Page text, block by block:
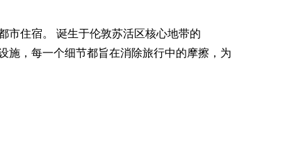
住宿。 诞生于伦敦苏活区核心地带的
，每一个细节都旨在消除旅行中的摩擦，为